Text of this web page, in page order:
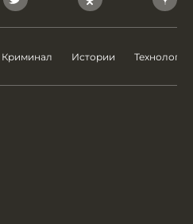
Криминал Истории Технологии